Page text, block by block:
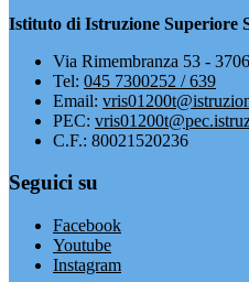
Istituto di Istruzione Superiore
Via Rimembranza 53 -
Tel: 045 7300252 / 639
Email:
PEC:
C.F.: 80021520236
Seguici su
Facebook
Youtube
Instagram